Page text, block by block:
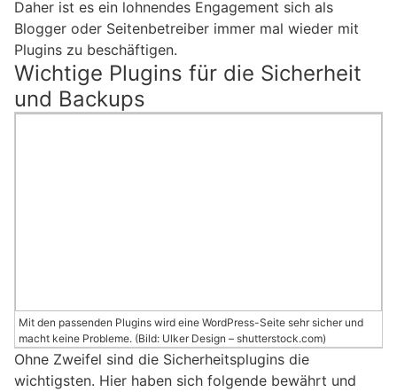
Daher ist es ein lohnendes Engagement sich als
Blogger oder Seitenbetreiber immer mal wieder mit
Plugins zu beschäftigen.
Wichtige Plugins für die Sicherheit
und Backups
Mit den passenden Plugins wird eine WordPress-Seite sehr sicher und
macht keine Probleme. (Bild: Ulker Design – shutterstock.com)
Ohne Zweifel sind die Sicherheitsplugins die
wichtigsten. Hier haben sich folgende bewährt und